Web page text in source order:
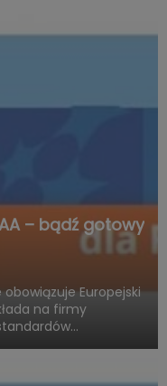
– bądź gotowy
Europejski
na firmy